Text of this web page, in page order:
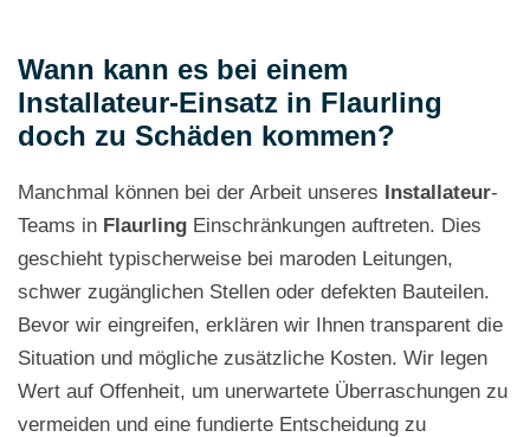
Wann kann es bei einem
Installateur-Einsatz in Flaurling
doch zu Schäden kommen?
Manchmal können bei der Arbeit unseres Installateur-
Teams in Flaurling Einschränkungen auftreten. Dies
geschieht typischerweise bei maroden Leitungen,
schwer zugänglichen Stellen oder defekten Bauteilen.
Bevor wir eingreifen, erklären wir Ihnen transparent die
Situation und mögliche zusätzliche Kosten. Wir legen
Wert auf Offenheit, um unerwartete Überraschungen zu
vermeiden und eine fundierte Entscheidung zu